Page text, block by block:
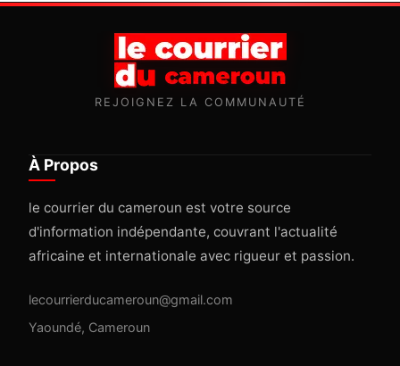
REJOIGNEZ LA COMMUNAUTÉ
À Propos
le courrier du cameroun est votre source
d'information indépendante, couvrant l'actualité
africaine et internationale avec rigueur et passion.
lecourrierducameroun@gmail.com
Yaoundé, Cameroun